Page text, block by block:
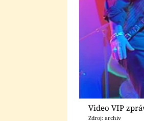
Video VIP
Zdroj: archiv